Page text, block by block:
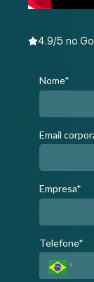
4.9/5 no
Nome*
Email
Empresa*
Telefone*